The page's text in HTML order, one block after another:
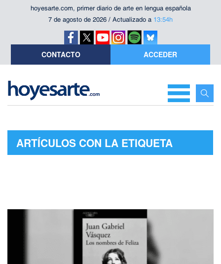
hoyesarte.com, primer diario de arte en lengua española
7 de agosto de 2026 / Actualizado a 13:54h
CONTACTO ACCEDER
ARTÍCULOS CON LA ETIQUETA